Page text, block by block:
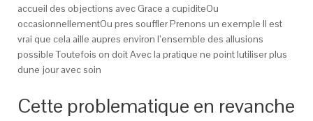
accueil des objections avec Grace a cupiditeOu
occasionnellementOu pres souffler Prenons un exemple Il est
vrai que cela aille aupres environ l’ensemble des allusions
possible Toutefois on doit Avec la pratique ne point lutiliser plus
dune jour avec soin
Cette problematique en revanche